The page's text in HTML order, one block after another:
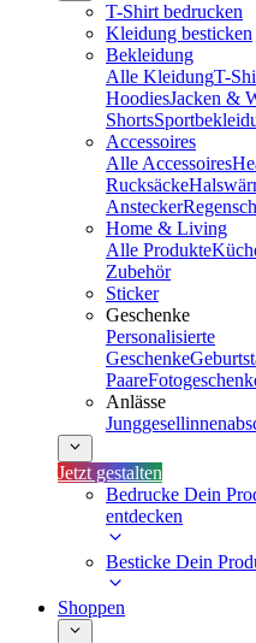
T-Shirt bedrucken
Kleidung besticken
Bekleidung
Alle KleidungT-
HoodiesJacken &
Shorts
Accessoires
Alle Accessoires
Rucksäcke
Anstecker
Home & Living
Alle Produkte
Zubehör
Sticker
Geschenke
Personalisierte
Geschenke
Paare
Anlässe
Jetzt gestalten
Bedrucke Dein
entdecken
Besticke Dein
Shoppen